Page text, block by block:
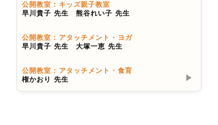
公開教室：キッズ親子教室
早川貴子 先生 熊谷れい子 先生
公開教室：アタッチメント・ヨガ
早川貴子 先生 大塚一恵 先生
公開教室：アタッチメント・食育
権かおり 先生
▶︎